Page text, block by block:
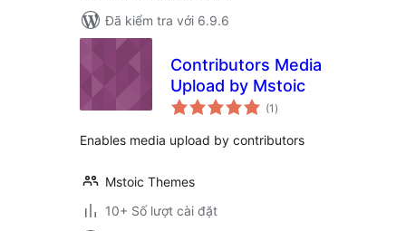
Đã kiểm tra với 6.9.6
Contributors Media
Upload by Mstoic
(1 tổng
đánh
)
Enables media upload by contributors
Mstoic Themes
10+ Số lượt cài đặt